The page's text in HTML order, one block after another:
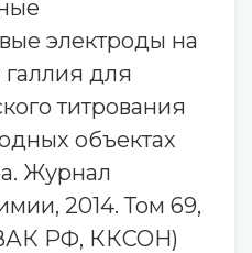
электроды на
для
титрования
объектах
Журнал
2014. Том 69,
(ВАК РФ, ККСОН)